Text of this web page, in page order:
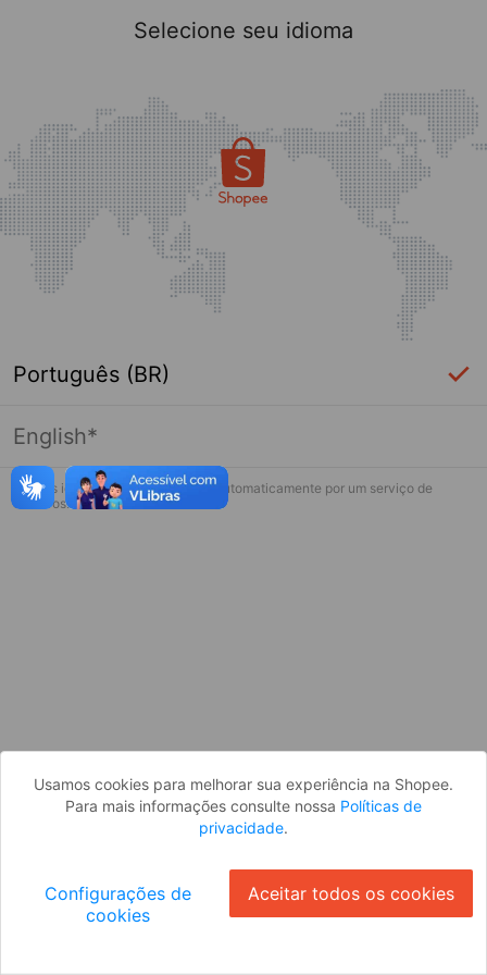
Página indisponível
Desculpe, algo deu errado. Faça login
Selecione seu idioma
Português (BR)
English*
* Esses idiomas serão traduzidos automaticamente por um serviço de
terceiros.
Usamos cookies para melhorar sua experiência na Shopee.
Para mais informações consulte nossa Políticas de
privacidade.
Configurações de
cookies
Aceitar todos os cookies